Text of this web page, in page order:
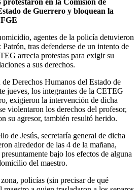
en la Comisión de
de Guerrero y bloquean la
agentes de la policía detuvieron
tras defenderse de un intento de
arrecia protestas para exigir su
a sus derechos.
Derechos Humanos del Estado de
jueves, los integrantes de la CETEG
exigieron la intervención de dicha
violentaron los derechos del profesor,
su agresor, también resultó herido.
de Jesús, secretaría general de dicha
alrededor de las 4 de la mañana,
bajo los efectos de alguna
del maestro.
policías (sin precisar de qué